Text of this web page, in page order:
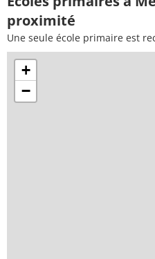
proximité
Une seule école primaire est
+
−